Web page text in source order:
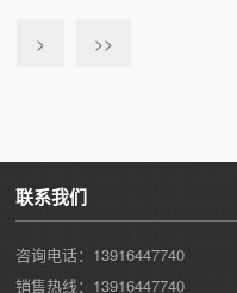
>
>>
联系我们
咨询电话：13916447740
销售热线：13916447740